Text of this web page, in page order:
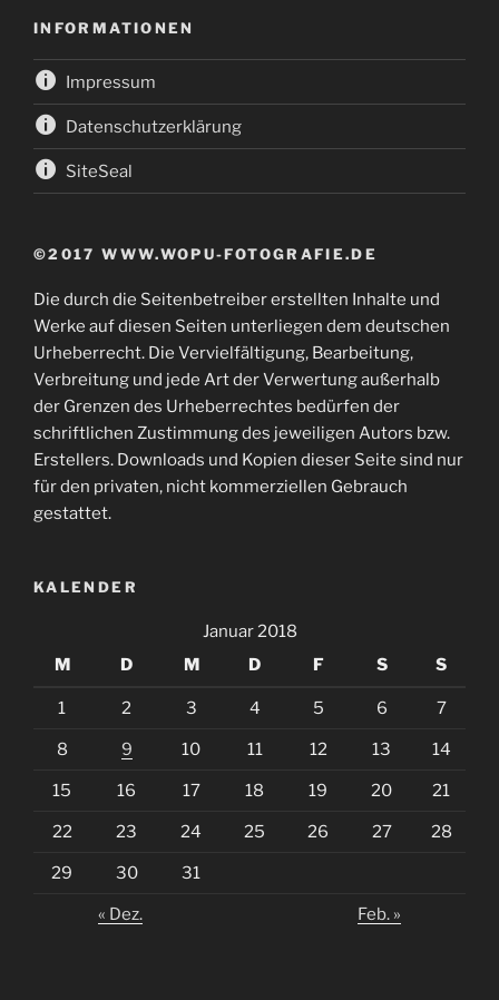
INFORMATIONEN
Impressum
Datenschutzerklärung
SiteSeal
©2017 WWW.WOPU-FOTOGRAFIE.DE
Die durch die Seitenbetreiber erstellten Inhalte und
Werke auf diesen Seiten unterliegen dem deutschen
Urheberrecht. Die Vervielfältigung, Bearbeitung,
Verbreitung und jede Art der Verwertung außerhalb
der Grenzen des Urheberrechtes bedürfen der
schriftlichen Zustimmung des jeweiligen Autors bzw.
Erstellers. Downloads und Kopien dieser Seite sind nur
für den privaten, nicht kommerziellen Gebrauch
gestattet.
KALENDER
Januar 2018
M
D M D F S S
1 2 3 4 5 6 7
8 9 10 11 12 13 14
15 16 17 18 19 20 21
22 23 24 25 26 27 28
29 30 31
« Dez. Feb. »